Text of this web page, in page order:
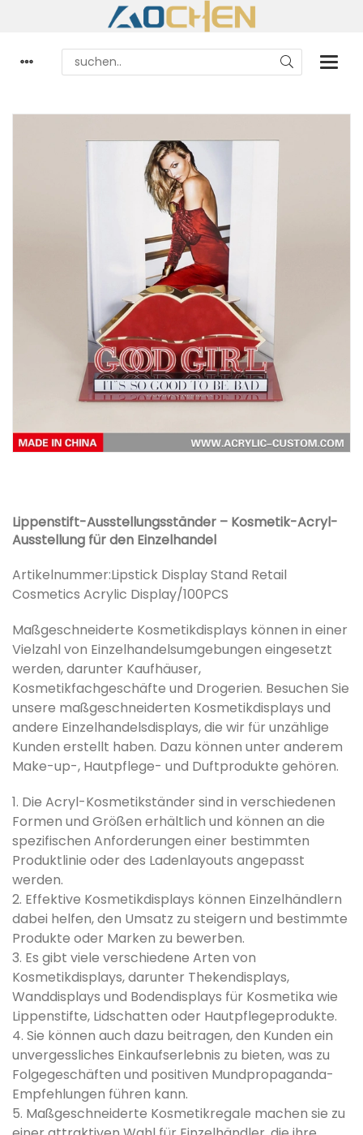
Lippenstift-Ausstellungsständer – Kosmetik-Acryl-
Ausstellung für den Einzelhandel
Artikelnummer:Lipstick Display Stand Retail
Cosmetics Acrylic Display/100PCS
Maßgeschneiderte Kosmetikdisplays können in einer
Vielzahl von Einzelhandelsumgebungen eingesetzt
werden, darunter Kaufhäuser,
Kosmetikfachgeschäfte und Drogerien. Besuchen Sie
unsere maßgeschneiderten Kosmetikdisplays und
andere Einzelhandelsdisplays, die wir für unzählige
Kunden erstellt haben. Dazu können unter anderem
Make-up-, Hautpflege- und Duftprodukte gehören.
1. Die Acryl-Kosmetikständer sind in verschiedenen
Formen und Größen erhältlich und können an die
spezifischen Anforderungen einer bestimmten
Produktlinie oder des Ladenlayouts angepasst
werden.
2. Effektive Kosmetikdisplays können Einzelhändlern
dabei helfen, den Umsatz zu steigern und bestimmte
Produkte oder Marken zu bewerben.
3. Es gibt viele verschiedene Arten von
Kosmetikdisplays, darunter Thekendisplays,
Wanddisplays und Bodendisplays für Kosmetika wie
Lippenstifte, Lidschatten oder Hautpflegeprodukte.
4. Sie können auch dazu beitragen, den Kunden ein
unvergessliches Einkaufserlebnis zu bieten, was zu
Folgegeschäften und positiven Mundpropaganda-
Empfehlungen führen kann.
5. Maßgeschneiderte Kosmetikregale machen sie zu